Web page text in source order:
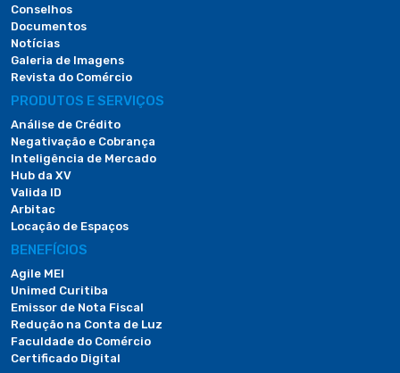
Conselhos
Documentos
Notícias
Galeria de Imagens
Revista do Comércio
PRODUTOS E SERVIÇOS
Análise de Crédito
Negativação e Cobrança
Inteligência de Mercado
Hub da XV
Valida ID
Arbitac
Locação de Espaços
BENEFÍCIOS
Agile MEI
Unimed Curitiba
Emissor de Nota Fiscal
Redução na Conta de Luz
Faculdade do Comércio
Certificado Digital